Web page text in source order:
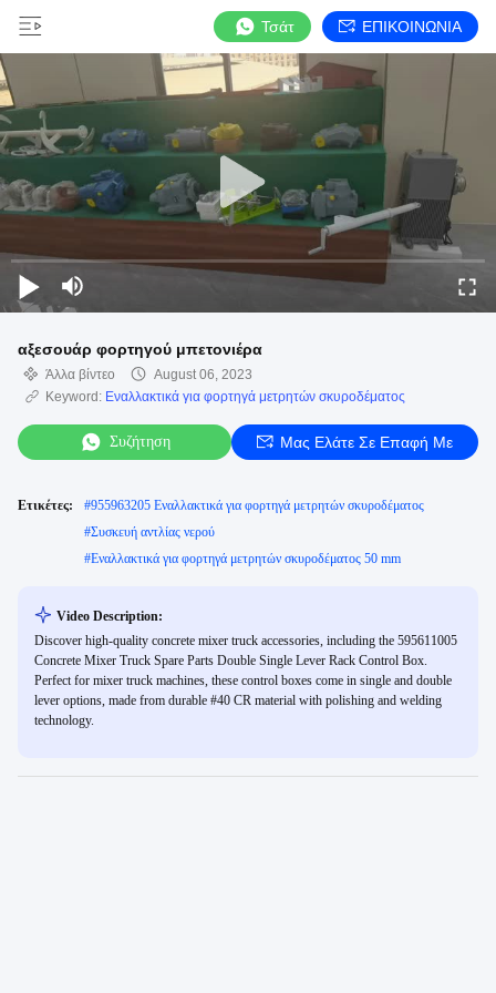
Τσάτ ΕΠΙΚΟΙΝΩΝΙΑ
αξεσουάρ φορτηγού μπετονιέρα
Άλλα βίντεο
August 06, 2023
Keyword: Εναλλακτικά για φορτηγά μετρητών σκυροδέματος
Συζήτηση Μας Ελάτε Σε Επαφή Με
Ετικέτες: #955963205 Εναλλακτικά για φορτηγά μετρητών σκυροδέματος
#Συσκευή αντλίας νερού
#Εναλλακτικά για φορτηγά μετρητών σκυροδέματος 50 mm
Video Description:
Discover high-quality concrete mixer truck accessories, including the 595611005
Concrete Mixer Truck Spare Parts Double Single Lever Rack Control Box.
Perfect for mixer truck machines, these control boxes come in single and double
lever options, made from durable #40 CR material with polishing and welding
technology.